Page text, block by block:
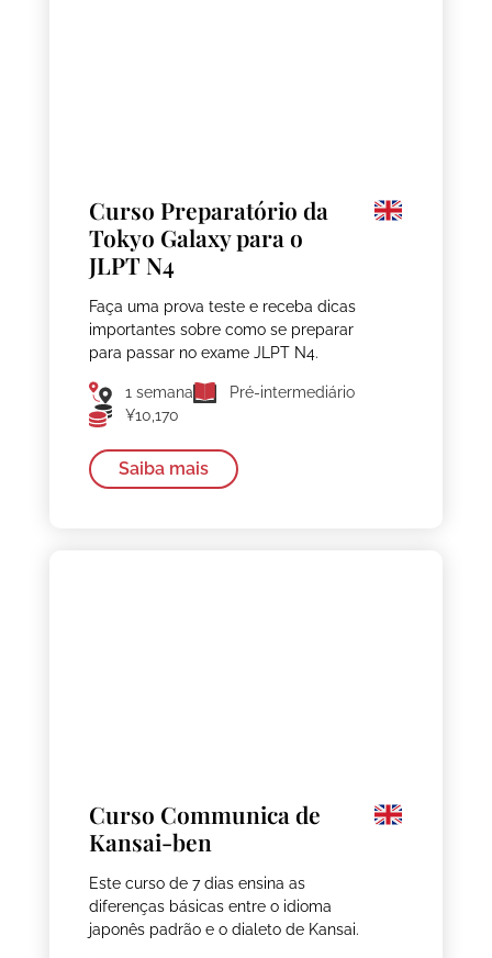
Curso Preparatório da
Tokyo Galaxy para o
JLPT N4
Faça uma prova teste e receba dicas
importantes sobre como se preparar
para passar no exame JLPT N4.
1 semana
Pré-intermediário
¥10,170
Saiba mais
Curso Communica de
Kansai-ben
Este curso de 7 dias ensina as
diferenças básicas entre o idioma
japonês padrão e o dialeto de Kansai.